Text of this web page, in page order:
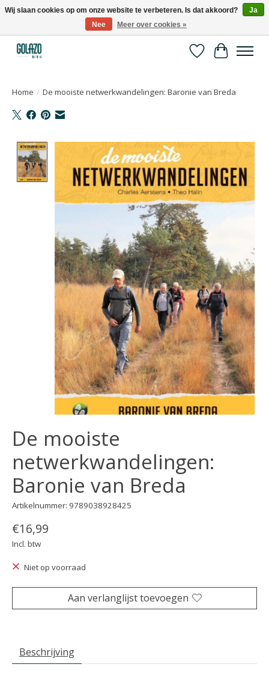
Kennispartner in sport, bewegen en gezondheid
Verlanglijst
Home / De mooiste netwerkwandelingen: Baronie van Breda
Product image slideshow Items
De mooiste
netwerkwandelingen:
Baronie van Breda
Artikelnummer: 9789038928425
€16,99
Incl. btw
Niet op voorraad
Aan verlanglijst toevoegen
Beschrijving
Wij slaan cookies op om onze website te verbeteren. Is dat akkoord?
Ja
Nee
Meer over cookies »